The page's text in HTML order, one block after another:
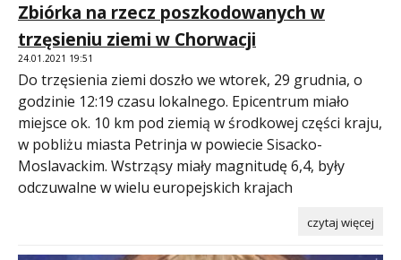
Zbiórka na rzecz poszkodowanych w
trzęsieniu ziemi w Chorwacji
24.01.2021 19:51
Do trzęsienia ziemi doszło we wtorek, 29 grudnia, o
godzinie 12:19 czasu lokalnego. Epicentrum miało
miejsce ok. 10 km pod ziemią w środkowej części kraju,
w pobliżu miasta Petrinja w powiecie Sisacko-
Moslavackim. Wstrząsy miały magnitudę 6,4, były
odczuwalne w wielu europejskich krajach
czytaj więcej